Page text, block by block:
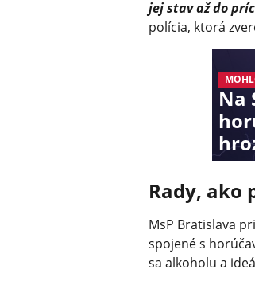
jej stav až do
polícia, ktorá
Na
Rady, ako
MsP Bratislava
spojené s
sa alkoholu a